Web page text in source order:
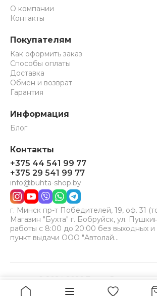
812,4
О компании
Контакты
Покупателям
Как оформить заказ
Способы оплаты
Доставка
Обмен и возврат
Гарантия
Информация
Блог
Контакты
+375 44 541 99 77
+375 29 541 99 77
info@buhta-shop.by
г. Минск пр-т Победителей, 19, оф. 31
Магазин "Бухта" г. Бобруйск, ул.
работы с 8:00 до 20:00 без выходных
пункт выдачи ООО "Автолай…
© 2024-2026 Бухта. Все права
Принимаем к оплате:
VISA